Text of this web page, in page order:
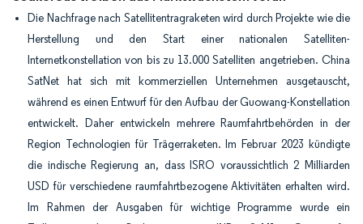
Die Nachfrage nach Satellitentragraketen wird durch Projekte wie die
Herstellung und den Start einer nationalen Satelliten-
Internetkonstellation von bis zu 13.000 Satelliten angetrieben. China
SatNet hat sich mit kommerziellen Unternehmen ausgetauscht,
während es einen Entwurf für den Aufbau der Guowang-Konstellation
entwickelt. Daher entwickeln mehrere Raumfahrtbehörden in der
Region Technologien für Trägerraketen. Im Februar 2023 kündigte
die indische Regierung an, dass ISRO voraussichtlich 2 Milliarden
USD für verschiedene raumfahrtbezogene Aktivitäten erhalten wird.
Im Rahmen der Ausgaben für wichtige Programme wurde ein